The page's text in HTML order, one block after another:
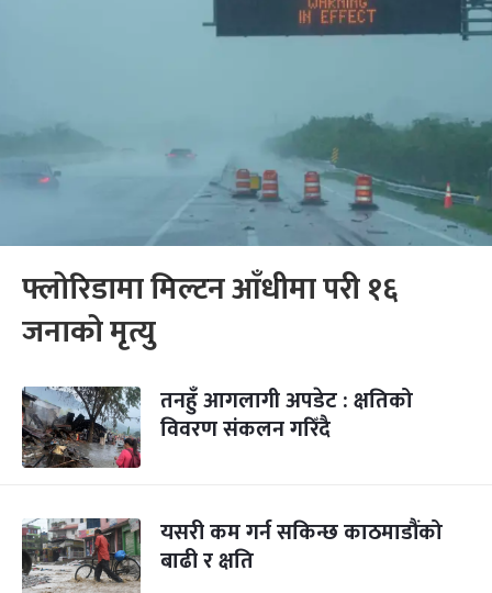
फ्लोरिडामा मिल्टन आँधीमा परी १६
जनाको मृत्यु
तनहुँ आगलागी अपडेट : क्षतिको
विवरण संकलन गरिँदै
यसरी कम गर्न सकिन्छ काठमाडौंको
बाढी र क्षति